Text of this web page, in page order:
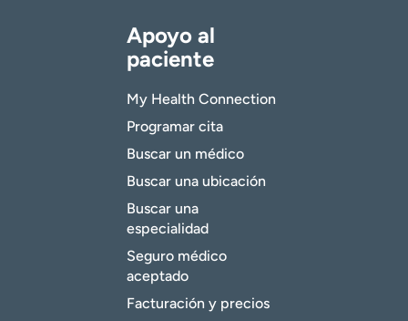
Apoyo al
paciente
My Health Connection
Programar cita
Buscar un médico
Buscar una ubicación
Buscar una
especialidad
Seguro médico
aceptado
Facturación y precios